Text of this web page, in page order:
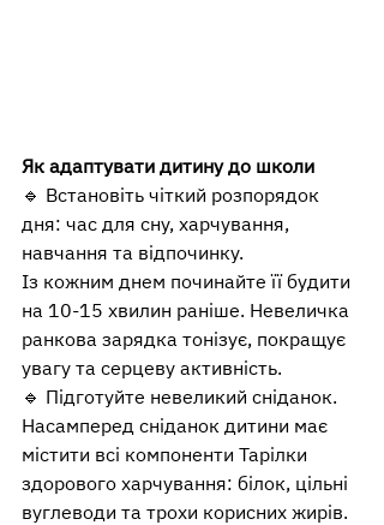
Як адаптувати дитину до школи
🔹 Встановіть чіткий розпорядок
дня: час для сну, харчування,
навчання та відпочинку.
Із кожним днем починайте її будити
на 10-15 хвилин раніше. Невеличка
ранкова зарядка тонізує, покращує
увагу та серцеву активність.
🔹 Підготуйте невеликий сніданок.
Насамперед сніданок дитини має
містити всі компоненти Тарілки
здорового харчування: білок, цільні
вуглеводи та трохи корисних жирів.